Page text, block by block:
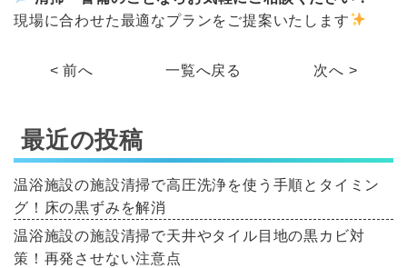
現場に合わせた最適なプランをご提案いたします
< 前へ 一覧へ戻る 次へ >
最近の投稿
温浴施設の施設清掃で高圧洗浄を使う手順とタイミン
グ！床の黒ずみを解消
温浴施設の施設清掃で天井やタイル目地の黒カビ対
策！再発させない注意点